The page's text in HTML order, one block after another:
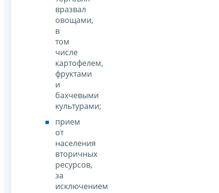
вразвал
овощами,
в
том
числе
картофелем,
фруктами
и
бахчевыми
культурами;
прием
от
населения
вторичных
ресурсов,
за
исключением